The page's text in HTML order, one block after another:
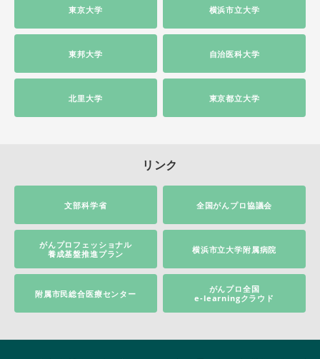
東京大学 横浜市立大学
東邦大学 自治医科大学
北里大学 東京都立大学
リンク
文部科学省 全国がんプロ協議会
がんプロフェッショナル
養成基盤推進プラン
横浜市立大学附属病院
附属市民総合医療センター
がんプロ全国
e-learningクラウド